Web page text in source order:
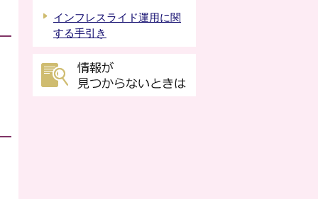
インフレスライド運用に関
する手引き